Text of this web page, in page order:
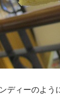
ディーのよう